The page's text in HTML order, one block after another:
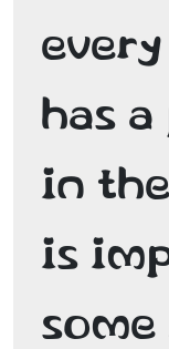
has
in
is